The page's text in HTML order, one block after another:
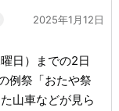
2025年1月12日
日）までの2日
例祭「おたや祭